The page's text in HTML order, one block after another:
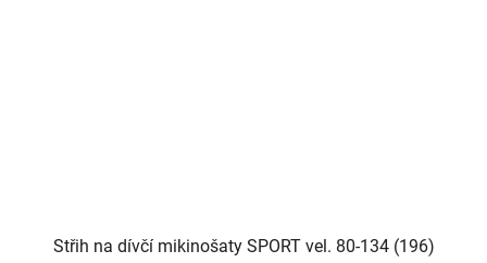
Střih na dívčí mikinošaty SPORT vel. 80-134 (196)